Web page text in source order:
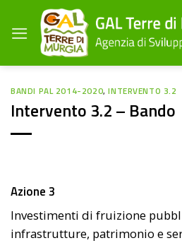
contenuti
BANDI PAL 2014-2020,INTERVENTO 3.2
Intervento 3.2 – Bando
Azione 3
Investimenti di fruizione
infrastrutture, patrimonio e